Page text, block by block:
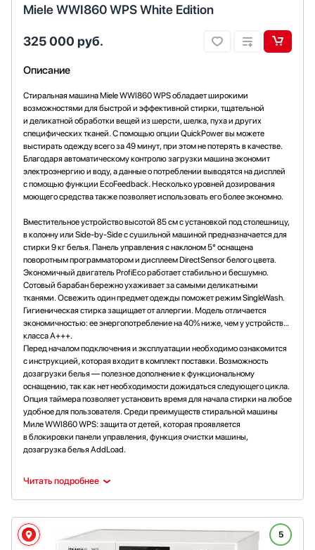
Miele WWI860 WPS White Edition
325 000 руб.
Описание
Стиральная машина Miele WWI860 WPS обладает широкими
возможностями для быстрой и эффективной стирки, тщательной
и деликатной обработки вещей из шерсти, шелка, пуха и других
специфических тканей. С помощью опции QuickPower вы можете
выстирать одежду всего за 49 минут, при этом не потерять в качестве.
Благодаря автоматическому контролю загрузки машина экономит
электроэнергию и воду, а данные о потреблении выводятся на дисплей
с помощью функции EcoFeedback. Несколько уровней дозирования
моющего средства также позволяет использовать его более экономно.
Вместительное устройство высотой 85 см с установкой под столешницу,
в колонну или Side-by-Side с сушильной машиной предназначается для
стирки 9 кг белья. Панель управления с наклоном 5° оснащена
поворотным программатором и дисплеем DirectSensor белого цвета.
Экономичный двигатель ProfiEco работает стабильно и бесшумно.
Сотовый барабан бережно ухаживает за самыми деликатными
тканями. Освежить один предмет одежды поможет режим SingleWash.
Гигиеническая стирка защищает от аллергии. Модель отличается
экономичностью: ее энергопотребление на 40% ниже, чем у устройств
класса А+++.
Перед началом подключения и эксплуатации необходимо ознакомится
с инструкцией, которая входит в комплект поставки. Возможность
дозагрузки белья — полезное дополнение к функциональному
оснащению, так как нет необходимости дожидаться следующего цикла.
Опция таймера позволяет установить время для начала стирки на любое
удобное для пользователя. Среди преимуществ стиральной машины
Миле WWI860 WPS: защита от детей, которая проявляется
в блокировки панели управления, функция очистки машины,
дозагрузка белья AddLoad.
Читать подробнее
5